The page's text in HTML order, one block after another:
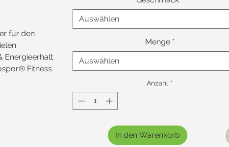
für den
Energieerhalt
Fitness
Auswählen
Menge *
Auswählen
Anzahl *
In den Warenkorb